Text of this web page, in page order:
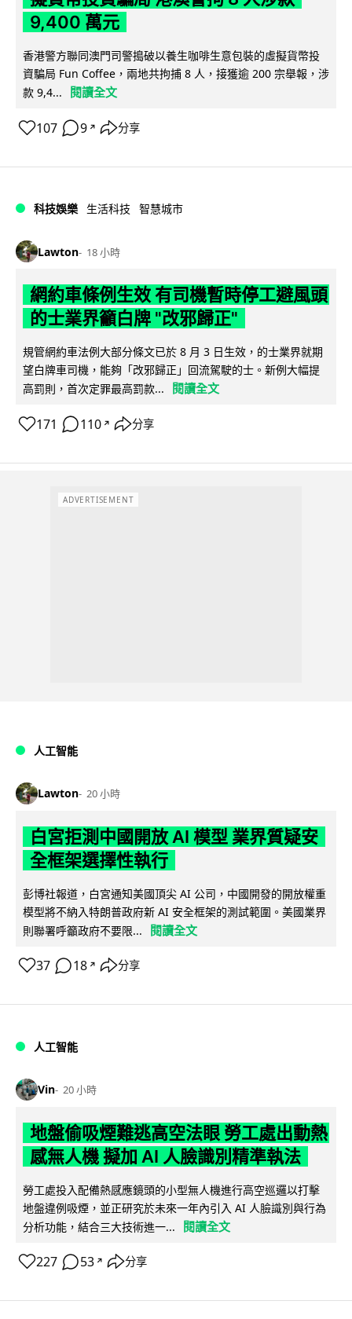
9,400 萬元
香港警方聯同澳門司警搗破以養生咖啡生意包裝的虛擬貨幣投
資騙局 Fun Coffee，兩地共拘捕 8 人，接獲逾 200 宗舉報，涉
款 9,4...
閱讀全文
107 9 ↗ 分享
科技娛樂 生活科技 智慧城市
Lawton 18 小時
網約車條例生效 有司機暫時停工避風頭
的士業界籲白牌 "改邪歸正"
規管網約車法例大部分條文已於 8 月 3 日生效，的士業界就期
望白牌車司機，能夠「改邪歸正」回流駕駛的士。新例大幅提
高罰則，首次定罪最高罰款...
閱讀全文
171 110 ↗ 分享
ADVERTISEMENT
人工智能
Lawton 20 小時
白宮拒測中國開放 AI 模型 業界質疑安
全框架選擇性執行
彭博社報道，白宮通知美國頂尖 AI 公司，中國開發的開放權重
模型將不納入特朗普政府新 AI 安全框架的測試範圍。美國業界
則聯署呼籲政府不要限...
閱讀全文
37 18 ↗ 分享
人工智能
Vin 20 小時
地盤偷吸煙難逃高空法眼 勞工處出動熱
感無人機 擬加 AI 人臉識別精準執法
勞工處投入配備熱感應鏡頭的小型無人機進行高空巡邏以打擊
地盤違例吸煙，並正研究於未來一年內引入 AI 人臉識別與行為
分析功能，結合三大技術進一...
閱讀全文
227 53 ↗ 分享